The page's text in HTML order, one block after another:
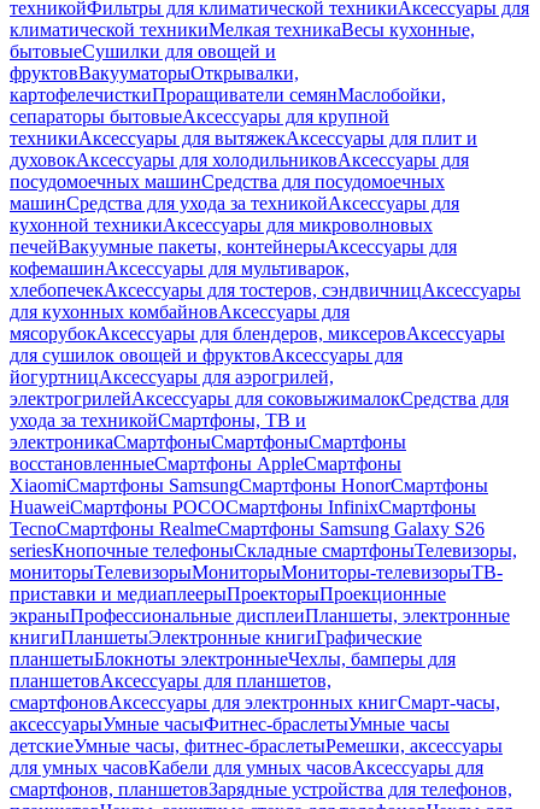
техникойФильтры для климатической техникиАксессуары для
климатической техникиМелкая техникаВесы кухонные,
бытовыеСушилки для овощей и
фруктовВакууматорыОткрывалки,
картофелечисткиПроращиватели семянМаслобойки,
сепараторы бытовыеАксессуары для крупной
техникиАксессуары для вытяжекАксессуары для плит и
духовокАксессуары для холодильниковАксессуары для
посудомоечных машинСредства для посудомоечных
машинСредства для ухода за техникойАксессуары для
кухонной техникиАксессуары для микроволновых
печейВакуумные пакеты, контейнерыАксессуары для
кофемашинАксессуары для мультиварок,
хлебопечекАксессуары для тостеров, сэндвичницАксессуары
для кухонных комбайновАксессуары для
мясорубокАксессуары для блендеров, миксеровАксессуары
для сушилок овощей и фруктовАксессуары для
йогуртницАксессуары для аэрогрилей,
электрогрилейАксессуары для соковыжималокСредства для
ухода за техникойСмартфоны, ТВ и
электроникаСмартфоныСмартфоныСмартфоны
восстановленныеСмартфоны AppleСмартфоны
XiaomiСмартфоны SamsungСмартфоны HonorСмартфоны
HuaweiСмартфоны POCOСмартфоны InfinixСмартфоны
TecnoСмартфоны RealmeСмартфоны Samsung Galaxy S26
seriesКнопочные телефоныСкладные смартфоныТелевизоры,
мониторыТелевизорыМониторыМониторы-телевизорыТВ-
приставки и медиаплеерыПроекторыПроекционные
экраныПрофессиональные дисплеиПланшеты, электронные
книгиПланшетыЭлектронные книгиГрафические
планшетыБлокноты электронныеЧехлы, бамперы для
планшетовАксессуары для планшетов,
смартфоновАксессуары для электронных книгСмарт-часы,
аксессуарыУмные часыФитнес-браслетыУмные часы
детскиеУмные часы, фитнес-браслетыРемешки, аксессуары
для умных часовКабели для умных часовАксессуары для
смартфонов, планшетовЗарядные устройства для телефонов,